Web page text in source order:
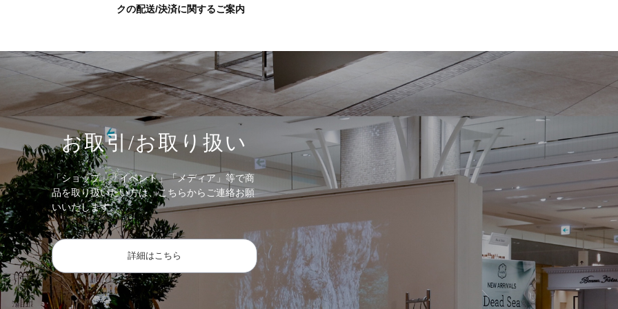
クの配送/決済に関するご案内
お取引/お取り扱い
「ショップ」「イベント」「メディア」等で商
品を取り扱いたい方は、こちらからご連絡お願
いいたします。
詳細はこちら